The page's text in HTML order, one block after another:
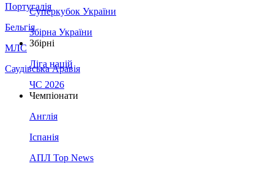
Португалія
Бельгія
МЛС
Саудівська Аравія
Суперкубок України
Збірна України
Збірні
Ліга націй
ЧС 2026
Чемпіонати
Англія
Іспанія
АПЛ Top News